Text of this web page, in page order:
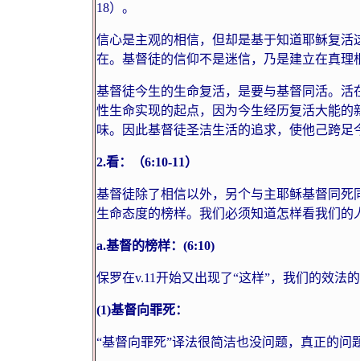
18）。
信心是主观的相信，但却是基于知道耶稣复
在。基督徒的信仰不是迷信，乃是建立在真理
基督徒今生的生命复活，是要与基督同活。
性生命实现的起点，因为今生经历复活大能
味。因此基督徒圣洁生活的追求，使他己跨足
2.看：（6:10-11）
基督徒除了相信以外，另个与主耶稣基督同
生命态度的榜样。我们必须知道怎样看我们的
a.基督的榜样： (6:10)
保罗在v.11开始又出现了“这样”，我们的效法
(1)基督向罪死：
“基督向罪死”译法很简洁也没问题，真正的问